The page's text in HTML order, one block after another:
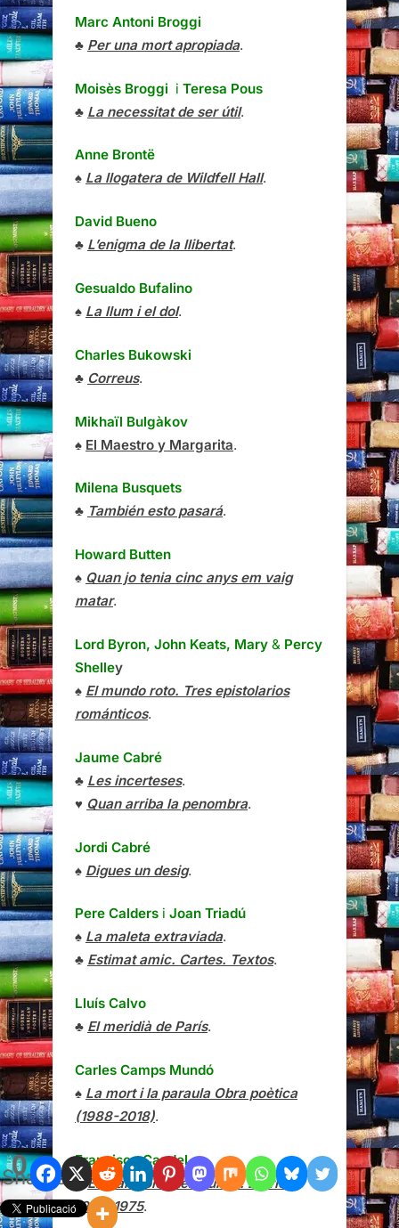
0
Shares
Marc Antoni Broggi
♣ Per una mort apropiada.
Moisès Broggi i Teresa Pous
♣ La necessitat de ser útil.
Anne Brontë
♠ La llogatera de Wildfell Hall.
David Bueno
♣ L’enigma de la llibertat.
Gesualdo Bufalino
♠ La llum i el dol.
Charles Bukowski
♣ Correus.
Mikhaïl Bulgàkov
♠ El Maestro y Margarita.
Milena Busquets
♣ También esto pasará.
Howard Butten
♠ Quan jo tenia cinc anys em vaig
matar.
Lord Byron, John Keats, Mary & Percy
Shelley
♠ El mundo roto. Tres epistolarios
románticos.
Jaume Cabré
♣ Les incerteses.
♥ Quan arriba la penombra.
Jordi Cabré
♠ Digues un desig.
Pere Calders i Joan Triadú
♠ La maleta extraviada.
♣ Estimat amic. Cartes. Textos.
Lluís Calvo
♣ El meridià de París.
Carles Camps Mundó
♠ La mort i la paraula Obra poètica
(1988-2018).
Francisco Candel
♣El gran dolor del mundo. Diarios
1944-1975.